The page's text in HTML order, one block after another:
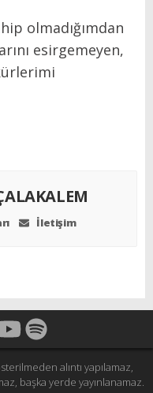
olmadığımdan
esirgemeyen,
İletişim
alıntı yapılamaz,
başka yerde yayınlanamaz.